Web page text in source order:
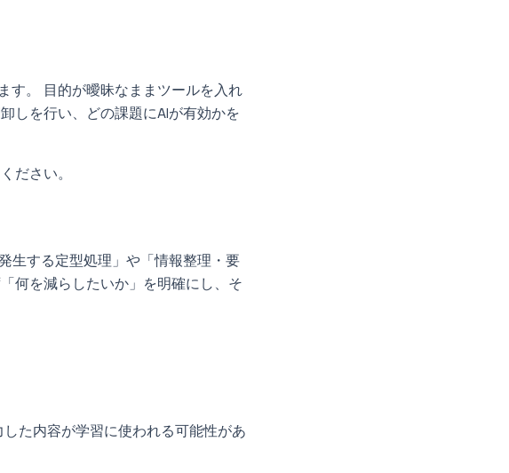
す。 目的が曖昧なままツールを入れ
しを行い、どの課題にAIが有効かを
ださい。
生する定型処理」や「情報整理・要
何を減らしたいか」を明確にし、そ
た内容が学習に使われる可能性があ